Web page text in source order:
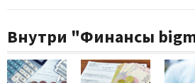
Внутри "Финансы